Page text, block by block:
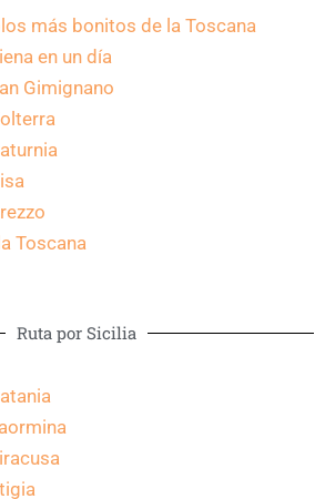
más bonitos de la Toscana
en un día
Gimignano
Toscana
Ruta por Sicilia